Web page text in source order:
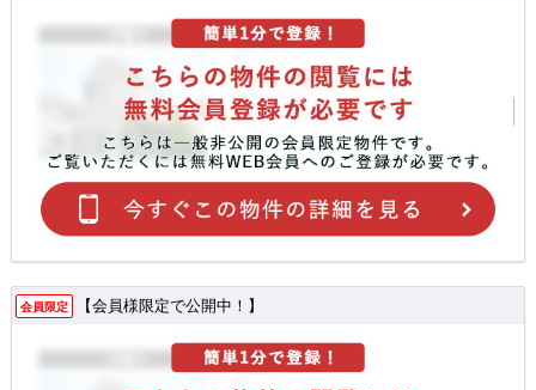
会員限定 【会員様限定で公開中！】